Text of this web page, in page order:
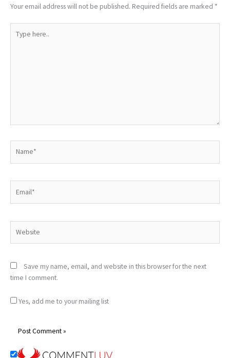
Your email address will not be published. Required fields are marked *
here..
Save my name, email, and website in this browser for the next
time I comment.
Yes, add me to your mailing list